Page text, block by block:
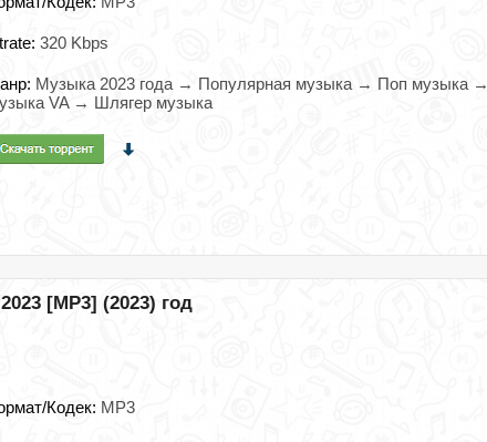
320 Kbps
Музыка 2023 года → Популярная музыка → Поп музыка →
VA → Шлягер музыка
[MP3] (2023) год
Кодек: MP3